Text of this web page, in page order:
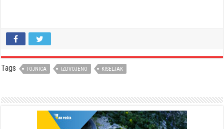
Tags FOJNICA IZDVOJENO KISELJAK